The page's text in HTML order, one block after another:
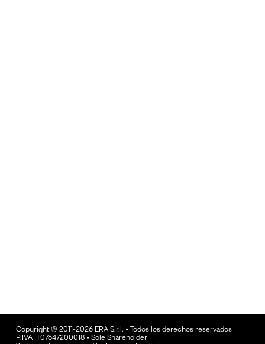
Copyright © 2011-2026 ERA S.r.l. • Todos los derechos reservados
P.IVA IT07647200018 • Sole Shareholder